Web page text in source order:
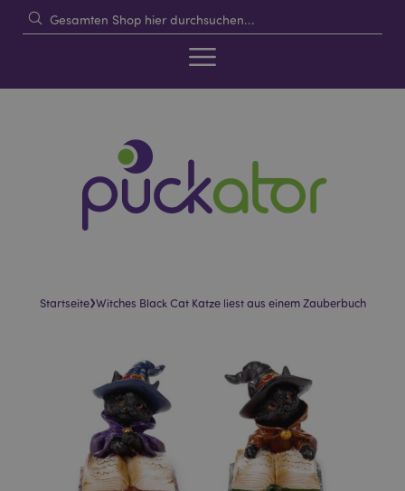
Startseite›Witches Black Cat Katze liest aus einem Zauberbuch